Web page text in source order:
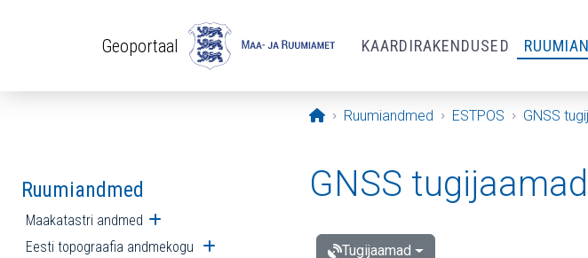
Geoportaal KAARDIRAKENDUSED
Avaleht
Ruumiandmed ESTPOS GNSS
Ruumiandmed
Maakatastri andmed Ava alammenüü
Eesti topograafia andmekogu Ava alammenüü
GNSS
Tugijaamad